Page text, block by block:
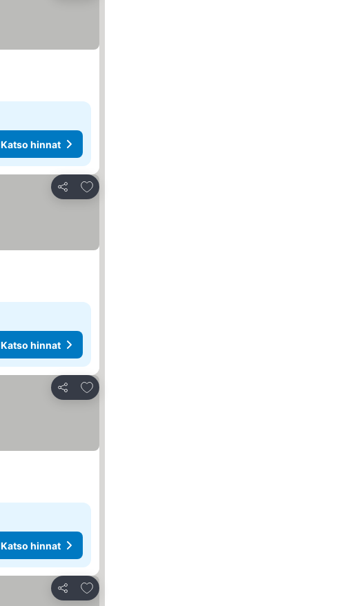
Katso hinnat
Jaa
Lisää suosikkeihin
Katso hinnat
Jaa
Lisää suosikkeihin
Katso hinnat
Jaa
Lisää suosikkeihin